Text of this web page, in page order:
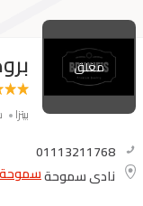
مغلق
بيتزا
01113211768
نادي سموحة